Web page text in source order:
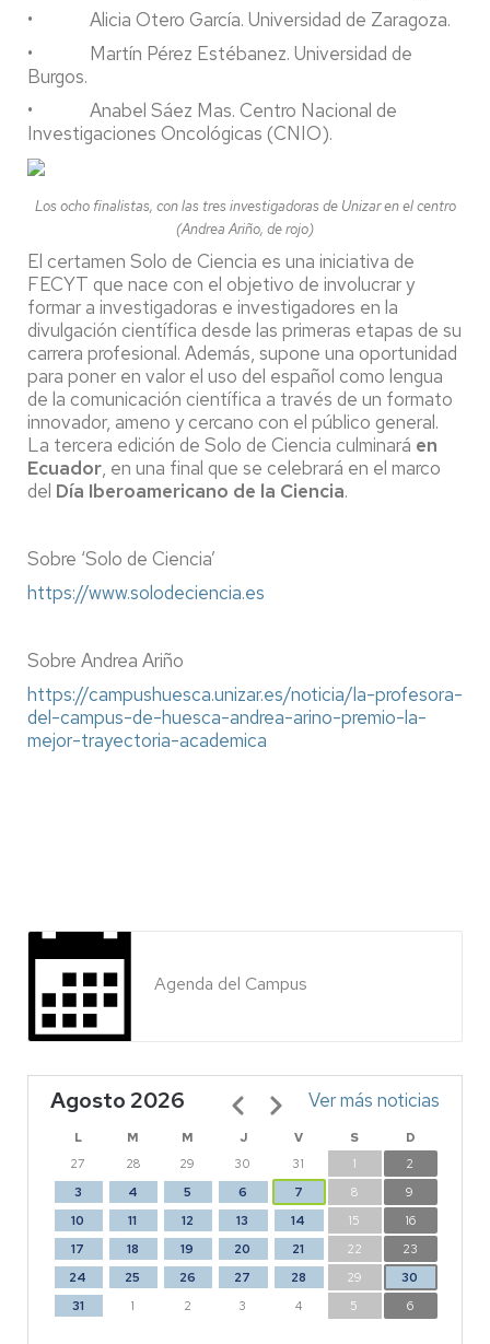
• Alicia Otero García. Universidad de Zaragoza.
• Martín Pérez Estébanez. Universidad de
Burgos.
• Anabel Sáez Mas. Centro Nacional de
Investigaciones Oncológicas (CNIO).
Los ocho finalistas, con las tres investigadoras de Unizar en el centro
(Andrea Ariño, de rojo)
El certamen Solo de Ciencia es una iniciativa de
FECYT que nace con el objetivo de involucrar y
formar a investigadoras e investigadores en la
divulgación científica desde las primeras etapas de su
carrera profesional. Además, supone una oportunidad
para poner en valor el uso del español como lengua
de la comunicación científica a través de un formato
innovador, ameno y cercano con el público general.
La tercera edición de Solo de Ciencia culminará en
Ecuador, en una final que se celebrará en el marco
del Día Iberoamericano de la Ciencia.
Sobre ‘Solo de Ciencia’
https://www.solodeciencia.es
Sobre Andrea Ariño
https://campushuesca.unizar.es/noticia/la-profesora-
del-campus-de-huesca-andrea-arino-premio-la-
mejor-trayectoria-academica
Agenda del Campus
Agosto 2026
L M M J V S
D
27
28 29 30 31 1
2
3
4 5 6 7 8
9
10
11 12 13 14 15
16
17
18 19 20 21 22
23
24
25 26 27 28 29
30
31
1 2 3 4 5 6
Paginación Ver más noticias